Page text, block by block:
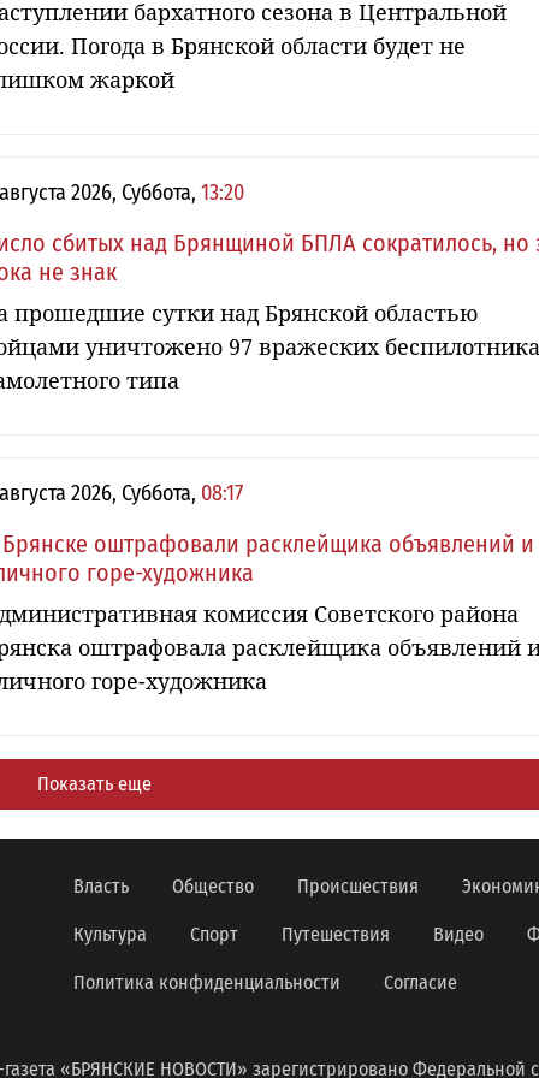
бархатного сезона в Центральной
Погода в Брянской области будет не
жаркой
2026, Суббота, 13:20
сбитых над Брянщиной БПЛА сократилось, но
не знак
прошедшие сутки над Брянской областью
уничтожено 97 вражеских беспилотника
типа
2026, Суббота, 08:17
оштрафовали расклейщика объявлений и
горе-художника
комиссия Советского района
оштрафовала расклейщика объявлений
горе-художника
Показать еще
Власть Общество Происшествия
Культура Спорт Путешествия Видео
Политика конфиденциальности Согласие
«БРЯНСКИЕ НОВОСТИ» зарегистрировано Федеральной